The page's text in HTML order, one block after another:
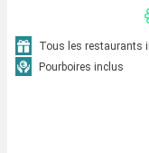
Tous les restaurants
Pourboires inclus